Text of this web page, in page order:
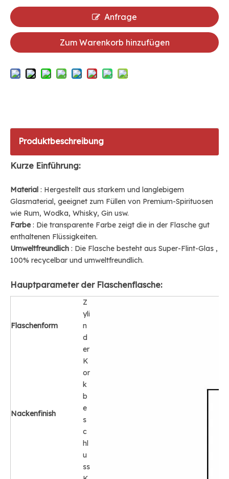
Anfrage
Zum Warenkorb hinzufügen
Produktbeschreibung
Kurze Einführung:
Material : Hergestellt aus starkem und langlebigem
Glasmaterial, geeignet zum Füllen von Premium-Spirituosen
wie Rum, Wodka, Whisky, Gin usw.
Farbe: Die transparente Farbe zeigt die in der Flasche gut
enthaltenen Flüssigkeiten.
Umweltfreundlich : Die Flasche besteht aus Super-Flint-Glas ,
100% recycelbar und umweltfreundlich.
Hauptparameter der Flaschenflasche:
Flaschenform
Z
yli
n
d
er
Nackenfinish
K
or
k
b
e
s
c
hl
u
ss